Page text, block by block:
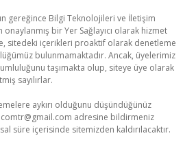
gereğince Bilgi Teknolojileri ve İletişim
onaylanmış bir Yer Sağlayıcı olarak hizmet
sitedeki içerikleri proaktif olarak denetleme
bulunmamaktadır. Ancak, üyelerimiz
taşımakta olup, siteye üye olarak
sayılırlar.
aykırı olduğunu düşündüğünüz
adresine bildirmeniz
süre içerisinde sitemizden kaldırılacaktır.